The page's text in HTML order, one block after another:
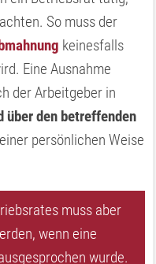
So muss der
keinesfalls
Eine Ausnahme
der Arbeitgeber in
über den betreffenden
persönlichen Weise
muss aber
wenn eine
wurde.